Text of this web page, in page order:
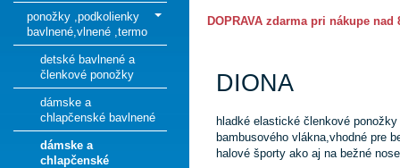
ponožky ,podkolienky
bavlnené,vlnené ,termo
detské bavlnené a
členkové ponožky
dámske a
chlapčenské bavlnené
dámske a
chlapčenské
DOPRAVA zdarma pri nákupe nad
DIONA
hladké elastické členkové
bambusového vlákna,vhodné pre
halové športy ako aj na bežné